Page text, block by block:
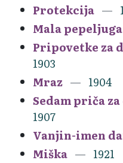
Protekcija
Mala pepeljuga
Pripovetke za
1903
Mraz
1904
Sedam priča
1907
Vanjin-imen
Miška
1921